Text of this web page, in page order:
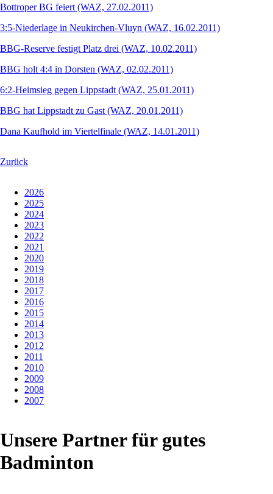
Bottroper BG feiert (WAZ, 27.02.2011)
3:5-Niederlage in Neukirchen-Vluyn (WAZ, 16.02.2011)
BBG-Reserve festigt Platz drei (WAZ, 10.02.2011)
BBG holt 4:4 in Dorsten (WAZ, 02.02.2011)
6:2-Heimsieg gegen Lippstadt (WAZ, 25.01.2011)
BBG hat Lippstadt zu Gast (WAZ, 20.01.2011)
Dana Kaufhold im Viertelfinale (WAZ, 14.01.2011)
Zurück
2026
2025
2024
2023
2022
2021
2020
2019
2018
2017
2016
2015
2014
2013
2012
2011
2010
2009
2008
2007
Unsere Partner für gutes
Badminton